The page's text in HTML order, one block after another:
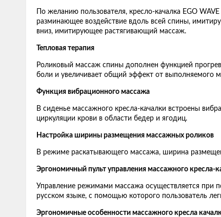
По желанию пользователя, кресло-качалка EGO
разминающее воздействие вдоль всей спины,
вниз, имитирующее растягивающий массаж.
Тепловая терапия
Роликовый массаж спины дополнен функцией
боли и увеличивает общий эффект от выполняемого
Функция вибрационного массажа
В сиденье массажного кресла-качалки встроены
циркуляции крови в области бедер и ягодиц.
Настройка ширины размещения массажных роликов
В режиме раскатывающего массажа, ширина
Эргономичный пульт управления массажного кресла-
Управление режимами массажа осуществляется при
русском языке, с помощью которого пользователь
Эргономичные особенности массажного кресла